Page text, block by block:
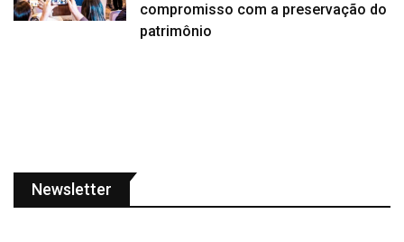
compromisso com a preservação do
patrimônio
Newsletter